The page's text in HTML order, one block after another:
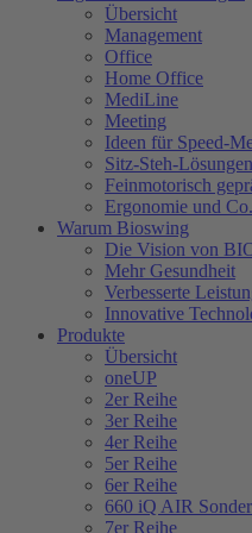
Übersicht
Management
Office
Home Office
MediLine
Meeting
Ideen für Speed-
Sitz-Steh-Lösungen
Feinmotorisch
Ergonomie und Co.
Warum Bioswing
Die Vision von
Mehr Gesundheit
Verbesserte
Innovative
Produkte
Übersicht
oneUP
2er Reihe
3er Reihe
4er Reihe
5er Reihe
6er Reihe
660 iQ AIR
7er Reihe